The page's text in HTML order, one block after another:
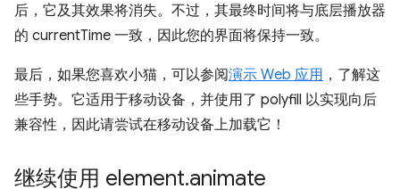
后，它及其效果将消失。不过，其最终时间将与底层播放器
的 currentTime 一致，因此您的界面将保持一致。
最后，如果您喜欢小猫，可以参阅演示 Web 应用 ，了解这
些手势。它适用于移动设备，并使用了 polyfill 以实现向后
兼容性，因此请尝试在移动设备上加载它！
继续使用 element.animate